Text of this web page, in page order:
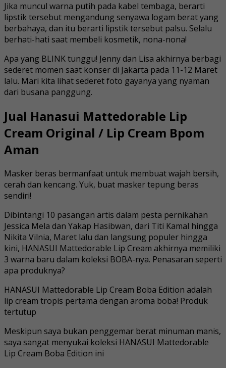
Jika muncul warna putih pada kabel tembaga, berarti
lipstik tersebut mengandung senyawa logam berat yang
berbahaya, dan itu berarti lipstik tersebut palsu. Selalu
berhati-hati saat membeli kosmetik, nona-nona!
Apa yang BLINK tunggu! Jenny dan Lisa akhirnya berbagi
sederet momen saat konser di Jakarta pada 11-12 Maret
lalu. Mari kita lihat sederet foto gayanya yang nyaman
dari busana panggung.
Jual Hanasui Mattedorable Lip
Cream Original / Lip Cream Bpom
Aman
Masker beras bermanfaat untuk membuat wajah bersih,
cerah dan kencang. Yuk, buat masker tepung beras
sendiri!
Dibintangi 10 pasangan artis dalam pesta pernikahan
Jessica Mela dan Yakap Hasibwan, dari Titi Kamal hingga
Nikita Vilnia, Maret lalu dan langsung populer hingga
kini, HANASUI Mattedorable Lip Cream akhirnya memiliki
3 warna baru dalam koleksi BOBA-nya. Penasaran seperti
apa produknya?
HANASUI Mattedorable Lip Cream Boba Edition adalah
lip cream tropis pertama dengan aroma boba! Produk
tertutup
Meskipun saya bukan penggemar berat minuman manis,
saya sangat menyukai koleksi HANASUI Mattedorable
Lip Cream Boba Edition ini